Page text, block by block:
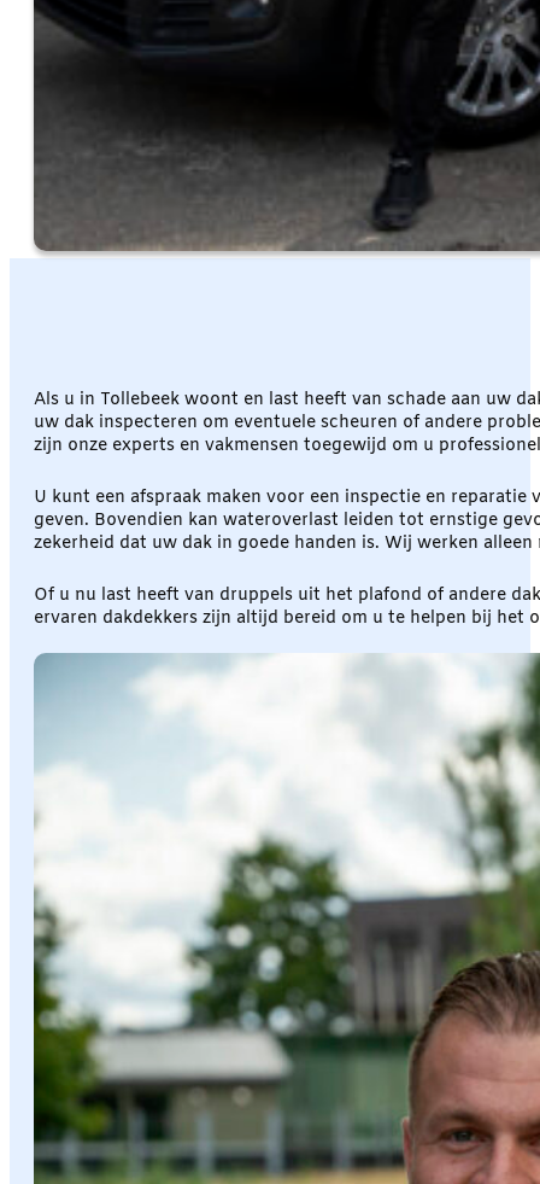
Als u in Tollebeek woont en last heeft van schade aan uw
uw dak inspecteren om eventuele scheuren of andere
zijn onze experts en vakmensen toegewijd om u
U kunt een afspraak maken voor een inspectie en
geven. Bovendien kan wateroverlast leiden tot ernstige
zekerheid dat uw dak in goede handen is. Wij werken
Of u nu last heeft van druppels uit het plafond of andere
ervaren dakdekkers zijn altijd bereid om u te helpen bij